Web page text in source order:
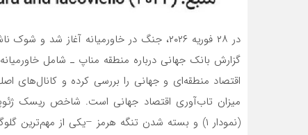
در ۲۸ فوریه ۲۰۲۶، جنگ در خاورمیانه آغاز
گزارش بانک جهانی درباره منطقه مناپ ـ شامل
اقتصاد منطقه‌ای و جهانی را بررسی کرده و کانال‌های
(نمودار ۱) و بسته شدن تنگه هرمز –یکی از